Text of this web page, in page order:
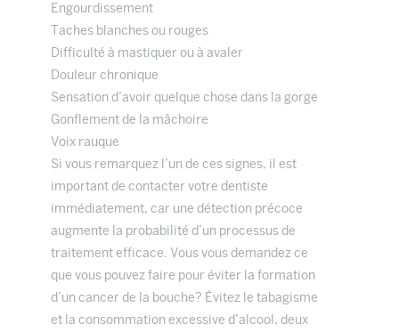
Engourdissement
Taches blanches ou rouges
Difficulté à mastiquer ou à avaler
Douleur chronique
Sensation d’avoir quelque chose dans la gorge
Gonflement de la mâchoire
Voix rauque
Si vous remarquez l’un de ces signes, il est
important de contacter votre dentiste
immédiatement, car une détection précoce
augmente la probabilité d’un processus de
traitement efficace. Vous vous demandez ce
que vous pouvez faire pour éviter la formation
d’un cancer de la bouche? Évitez le tabagisme
et la consommation excessive d’alcool, deux